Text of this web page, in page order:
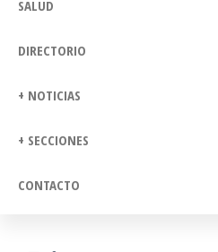
SALUD
DIRECTORIO
+ NOTICIAS
+ SECCIONES
CONTACTO